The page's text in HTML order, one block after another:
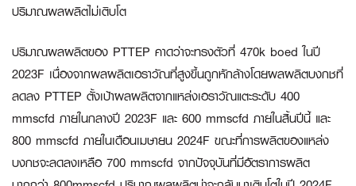
ปริมาณผลผลิตไม่เติบโต
ปริมาณผลผลิตของ PTTEP คาดว่าจะทรงตัวที่ 470k boed ในปี
2023F เนื่องจากผลผลิตเอราวัณที่สูงขึ้นถูกหักล้างโดยผลผลิตบงกชที่
ลดลง PTTEP ตั้งเป้าผลผลิตจากแหล่งเอราวัณแตะระดับ 400
mmscfd ภายในกลางปี 2023F และ 600 mmscfd ภายในสิ้นปีนี้ และ
800 mmscfd ภายในเดือนเมษายน 2024F ขณะที่การผลิตของแหล่ง
บงกชจะลดลงเหลือ 700 mmscfd จากปัจจุบันที่มีอัตราการผลิต